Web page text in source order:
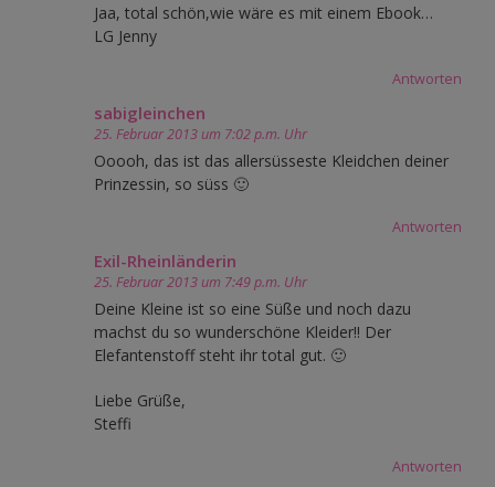
Jaa, total schön,wie wäre es mit einem Ebook…
LG Jenny
Antworten
sabigleinchen
25. Februar 2013 um 7:02 p.m. Uhr
Ooooh, das ist das allersüsseste Kleidchen deiner
Prinzessin, so süss 🙂
Antworten
Exil-Rheinländerin
25. Februar 2013 um 7:49 p.m. Uhr
Deine Kleine ist so eine Süße und noch dazu
machst du so wunderschöne Kleider!! Der
Elefantenstoff steht ihr total gut. 🙂
Liebe Grüße,
Steffi
Antworten